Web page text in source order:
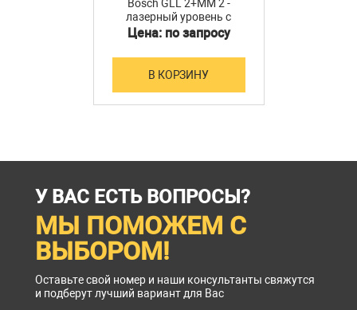
Bosch GLL 2+MM 2 -
лазерный уровень с
держателем MM2
Цена: по запросу
В КОРЗИНУ
У ВАС ЕСТЬ ВОПРОСЫ?
МЫ ПОМОЖЕМ С
ВЫБОРОМ!
Оставьте свой номер и наши консультанты свяжутся
и подберут лучший вариант для Вас